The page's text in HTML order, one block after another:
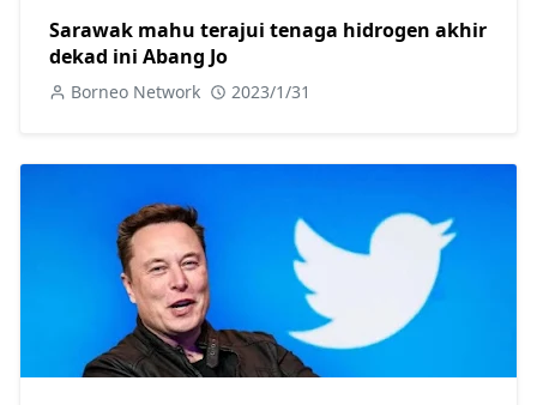
Sarawak mahu terajui tenaga hidrogen akhir
dekad ini Abang Jo
Borneo Network 2023/1/31